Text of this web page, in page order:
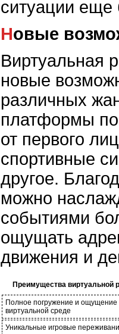
ситуации еще
Новые
Виртуальная
новые
различных
платформы
от первого
спортивные
другое.
можно
событиями
ощущать
движения и
Преимущества виртуальной
Полное погружение и ощущение
виртуальной среде
Уникальные игровые